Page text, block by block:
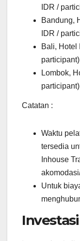
IDR /
Bandung,
IDR /
Bali, Hotel
participant)
Lombok,
participant)
Catatan :
Waktu
tersedia
Inhouse
Untuk